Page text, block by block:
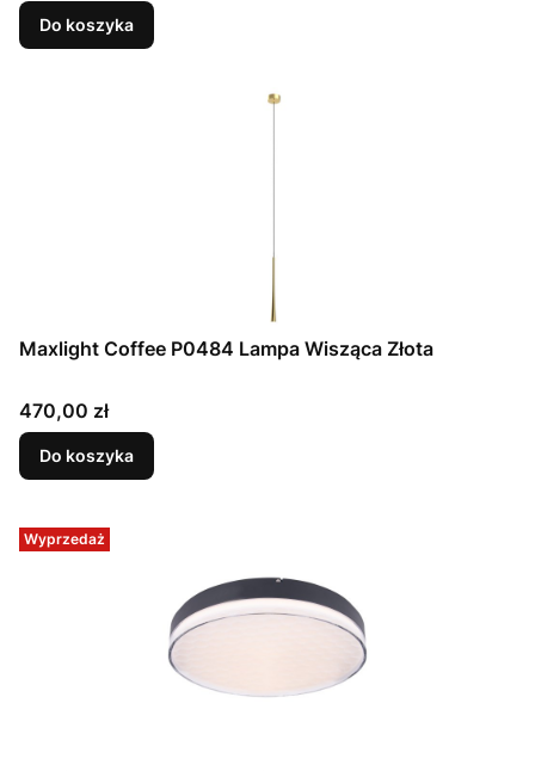
Do koszyka
Maxlight Coffee P0484 Lampa Wisząca Złota
Cena
470,00 zł
Do koszyka
Wyprzedaż